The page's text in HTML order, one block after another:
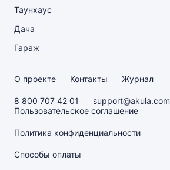
Таунхаус
Дача
Гараж
О проекте Контакты Журнал
8 800 707 42 01
support@akula.com
Пользовательское соглашение
Политика конфиденциальности
Способы оплаты